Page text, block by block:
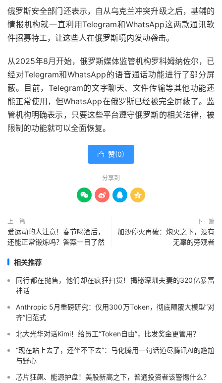
俄罗斯安全部门还表示，自从乌克兰冲突升级之后，基辅的
情报机构就一直利用Telegram和WhatsApp这两款通讯软
件招募特工，让这些人在俄罗斯境内发动袭击。
从2025年8月开始，俄罗斯媒体监管机构罗科姆纳佐尔，已
经对Telegram和WhatsApp的语音通话功能进行了部分屏
蔽。目前，Telegram的文字聊天、文件传输等其他功能还
能正常使用，但WhatsApp在俄罗斯已经被完全屏蔽了。监
管机构明确表示，只要这些平台遵守俄罗斯的相关法律，被
限制的功能就可以全面恢复。
 赞(0)
分享到
   
上一篇
爱运动的人注意！春节喝酒后，
还能正常锻炼吗？答案一目了然
下一篇
加沙停火再破：炮火之下，没有
无辜的旁观者
相关推荐
同行都在抛售，他们却在疯狂扫货！揭秘深圳夫妻的320亿暴富
神话
Anthropic 5月重磅研究：仅用300万Token，彻底颠覆大模型“对
齐”旧范式
北大光华对话Kimi！给员工“Token自由”，比发奖金更管用？
“现在站上去了，还坐不下去”：马化腾用一句话道尽腾讯AI的尴尬
与野心
芯片狂飙、能源护盘！美股新高之下，普通投资者该警惕什么？